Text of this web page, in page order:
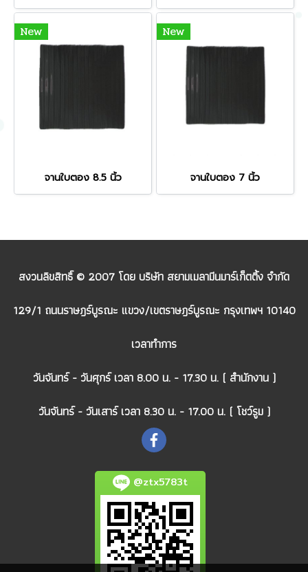
New
จานใบตอง 8.5 นิ้ว
New
จานใบตอง 7 นิ้ว
สงวนลิขสิทธิ์ © 2007 โดย บริษัท สยามเมลามีนมาร์เก็ตติ้ง จำกัด
129/1 ถนนราษฎร์บูรณะ แขวง/เขตราษฎร์บูรณะ กรุงเทพฯ 10140
เวลาทำการ
วันจันทร์ - วันศุกร์ เวลา 8.00 น. - 17.30 น. ( สำนักงาน )
วันจันทร์ - วันเสาร์ เวลา 8.30 น. - 17.00 น. ( โชว์รูม )
@ztx5783t